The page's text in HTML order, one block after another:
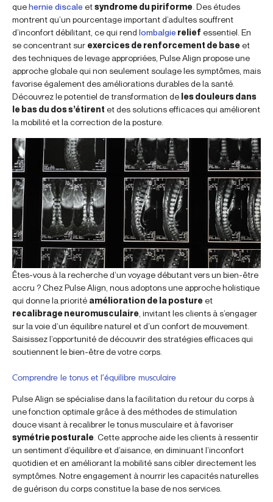
quehernie discale etsyndrome du piriforme . Des études
montrent qu’un pourcentage important d’adultes souffrent
d’inconfort débilitant, ce qui rend lombalgie relief essentiel. En
se concentrant sur exercices de renforcement de baseet
des techniques de levage appropriées, Pulse Align propose une
approche globale qui non seulement soulage les symptômes, mais
favorise également des améliorations durables de la santé.
Découvrez le potentiel de transformation de les douleurs dans
le bas du dos s’étirent et des solutions efficaces qui améliorent
la mobilité et la correction de la posture.
Êtes-vous à la recherche d’un voyage débutant vers un bien-être
accru ? Chez Pulse Align, nous adoptons une approche holistique
qui donne la priorité amélioration de la postureet
recalibrage neuromusculaire , invitant les clients à s’engager
sur la voie d’un équilibre naturel et d’un confort de mouvement.
Saisissez l’opportunité de découvrir des stratégies efficaces qui
soutiennent le bien-être de votre corps.
Comprendre le tonus et l’équilibre musculaire
Pulse Align se spécialise dans la facilitation du retour du corps à
une fonction optimale grâce à des méthodes de stimulation
douce visant à recalibrer le tonus musculaire et à favoriser
symétrie posturale . Cette approche aide les clients à ressentir
un sentiment d’équilibre et d’aisance, en diminuant l’inconfort
quotidien et en améliorant la mobilité sans cibler directement les
symptômes. Notre engagement à nourrir les capacités naturelles
de guérison du corps constitue la base de nos services.